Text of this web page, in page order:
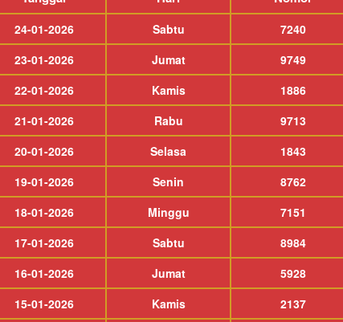
24-01-2026 Sabtu
7240
23-01-2026
Jumat
9749
22-01-2026
Kamis
1886
21-01-2026
Rabu
9713
20-01-2026
Selasa
1843
19-01-2026
Senin
8762
18-01-2026
Minggu
7151
17-01-2026
Sabtu
8984
16-01-2026
Jumat
5928
15-01-2026
Kamis 2137